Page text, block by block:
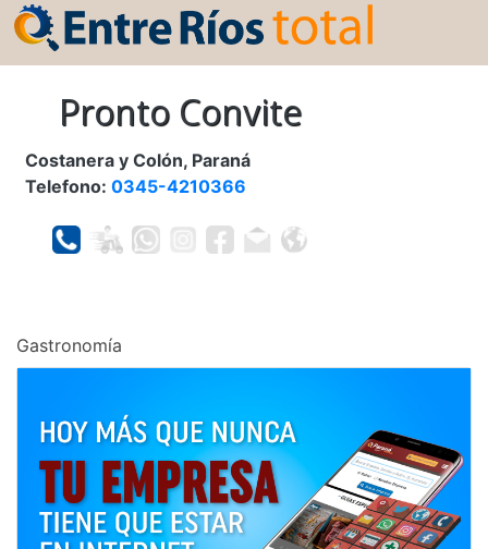
Pronto Convite
Costanera y Colón, Paraná
Telefono: 0345-4210366
Gastronomía